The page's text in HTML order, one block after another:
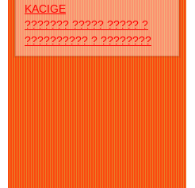
KACIGE
??????? ????? ????? ?
?????????? ? ????????